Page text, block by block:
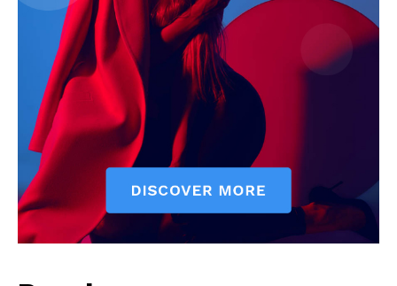
SUBSCRIBE NOW
Company
About
Contact us
Subscription Plans
My account
Cancún